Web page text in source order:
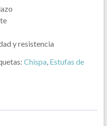
y resistencia
Chispa, Estufas de